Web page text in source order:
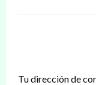
Tu dirección de